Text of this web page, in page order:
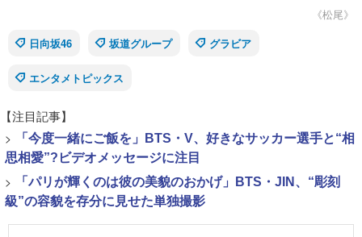
《松尾》
日向坂46
坂道グループ グラビア
エンタメトピックス
【注目記事】
>
「今度一緒にご飯を」BTS・V、好きなサッカー選手と“相
思相愛”?ビデオメッセージに注目
>
「パリが輝くのは彼の美貌のおかげ」BTS・JIN、“彫刻
級”の容貌を存分に見せた単独撮影